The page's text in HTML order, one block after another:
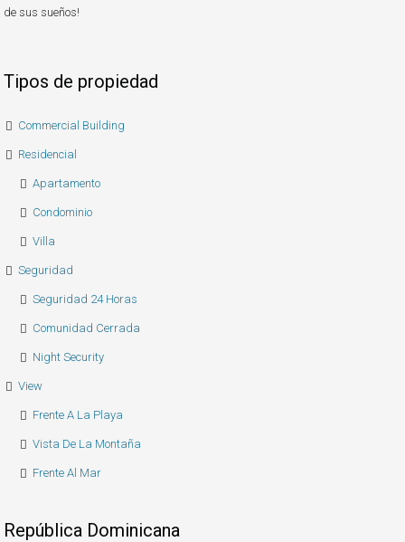
de sus sueños!
Tipos de propiedad
Commercial Building
Residencial
Apartamento
Condominio
Villa
Seguridad
Seguridad 24 Horas
Comunidad Cerrada
Night Security
View
Frente A La Playa
Vista De La Montaña
Frente Al Mar
República Dominicana